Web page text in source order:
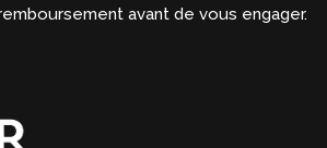
avant de vous engager.